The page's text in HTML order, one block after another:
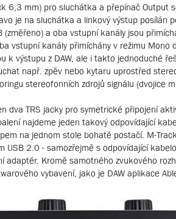
6,3 mm) pro sluchátka a přepínač Output
je na sluchátka a linkový výstup posílán
(změřeno) a oba vstupní kanály jsou
vstupní kanály přimíchány v režimu Mono
k výstupu z DAW, ale i takto jednoduché
např. zpěv nebo kytaru uprostřed
stereofonních zdrojů signálu (dvojice
dva TRS jacky pro symetrické připojení
najdeme jeden takový odpovídající
na jednom stole bohatě postačí. M-
USB 2.0 - samozřejmě s odpovídající
adaptér. Kromě samotného zvukového
vybavení, jako je DAW aplikace